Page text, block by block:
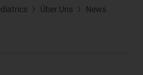
Über Uns
News